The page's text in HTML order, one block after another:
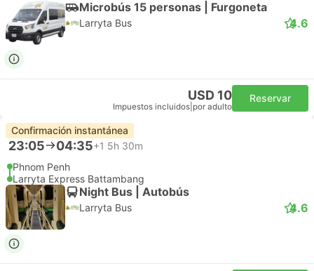
Microbús 15 personas | Furgoneta
Larryta Bus 4.6
USD 10
Impuestos incluidos por adulto
Reservar
Confirmación instantánea
23:05 04:35+1 5h 30m
Phnom Penh
Larryta Express Battambang
Night Bus | Autobús
Larryta Bus 4.6